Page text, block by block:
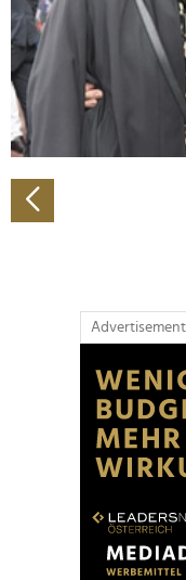
zu können und die
analysieren.
Verwendung
soziale Medien,
Partner führen diese
weiteren Daten
gesammelt haben.
Advertisement